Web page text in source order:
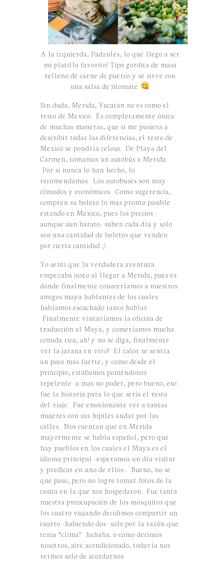
A la izquierda, Padzules, lo que llego a ser
mi platillo favorito! Tipo gordita de masa
relleno de carne de puerco y se sirve con
una salsa de jitomate
Sin duda, Merida, Yucatan no es como el
resto de Mexico. Es completamente única
de muchas maneras, que si me pusiera a
describir todas las diferencias, el resto de
Mexico se pondría celoso. De Playa del
Carmen, tomamos un autobús a Merida.
Por si nunca lo han hecho, lo
recomendamos. Los autobuses son muy
cómodos y económicos. Como sugerencia,
compren su boleto lo mas pronto posible
estando en Mexico, pues los precios -
aunque aun barato- suben cada día y solo
son una cantidad de boletos que venden
por cierta cantidad :/.
Yo senti que la verdadera aventura
empezaba justo al llegar a Merida, pues es
donde finalmente conoceríamos a nuestros
amigos maya hablantes de los cuales
habíamos escuchado tanto hablar.
Finalmente visitaríamos la oficina de
traducción al Maya, y comeríamos mucha
comida rica, ah! y no se diga, finalmente
ver la jarana en vivo! El calor se sentía
un poco mas fuerte, y como desde el
principio, estábamos poniéndonos
repelente a mas no poder, pero bueno, eso
fue la historia para lo que seria el resto
del viaje. Fue emocionante ver a tantas
mujeres con sus hipiles andar por las
calles. Nos cuentan que en Merida
mayormente se habla español, pero que
hay pueblos en los cuales el Maya es el
idioma principal -esperamos un día visitar
y predicar en uno de ellos-. Bueno, no se
que paso, pero no logre tomar fotos de la
casita en la que nos hospedaron. Fue tanta
nuestra preocupación de los mosquitos que
los cuatro viajando decidimos compartir un
cuarto -habiendo dos- solo por la razón que
tenia “clima” hahaha.. o como decimos
nosotros, aire acondicionado, todavía nos
reímos solo de acordarnos.